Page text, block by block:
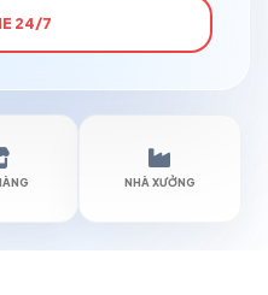
24/7
NHÀ XƯỞNG